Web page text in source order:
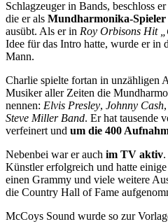
Schlagzeuger in Bands, beschloss
die er als Mundharmonika-Spieler
ausübt. Als er in Roy Orbisons Hit
Idee für das Intro hatte, wurde er in
Mann.
Charlie spielte fortan in unzähligen
Musiker aller Zeiten die
nennen: Elvis Presley, Johnny Cash,
Steve Miller Band. Er hat tausende
verfeinert und um die 400
Nebenbei war er auch im TV aktiv
Künstler erfolgreich und hatte
einen Grammy und viele weitere
die Country Hall of Fame
McCoys Sound wurde so zur